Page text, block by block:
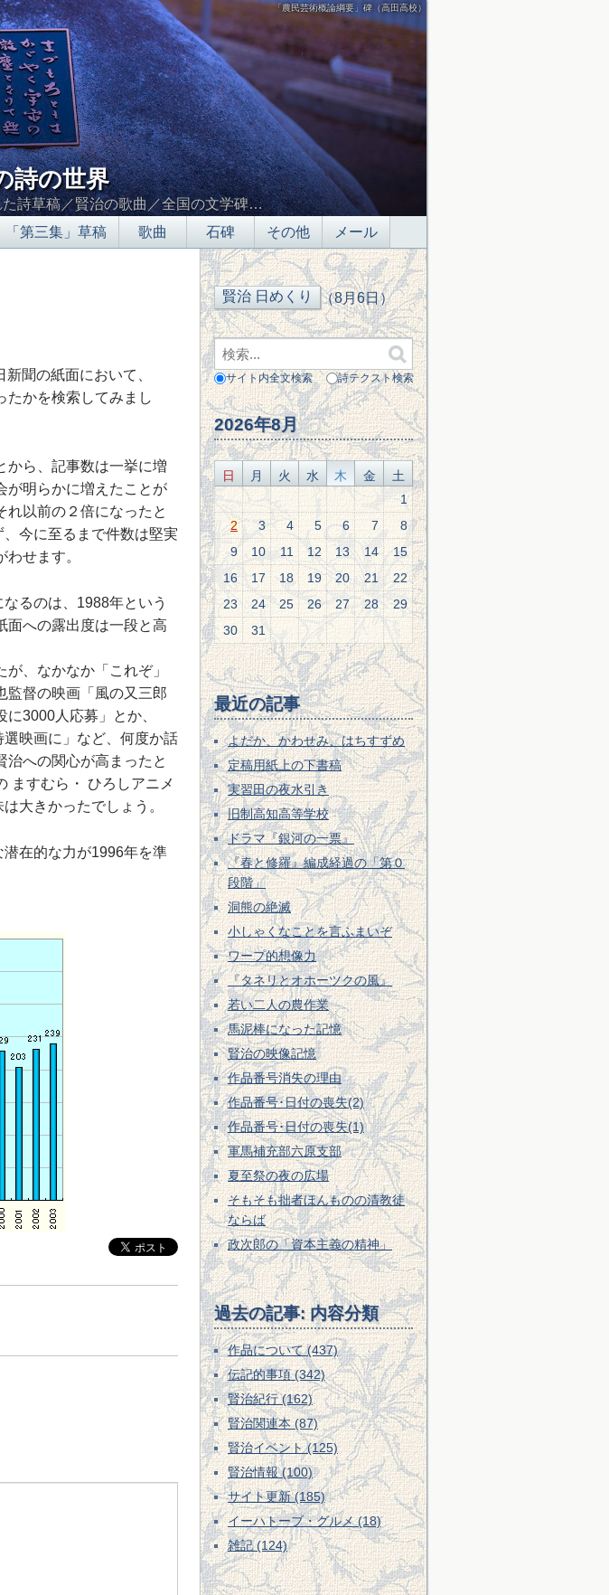
「農民芸術概論綱要」碑（高田高校）
詩の世界
詩草稿／賢治の歌曲／全国の文学碑…
「第三集」草稿 歌曲 石碑 その他 メール
聞の紙面において、
たかを検索してみまし
ら、記事数は一挙に増
が明らかに増えたことが
れ以前の２倍になったと
今に至るまで件数は堅実
せます。
るのは、1988年という
面への露出度は一段と高
、なかなか「これぞ」
監督の映画「風の又三郎
3000人応募」とか、
選映画に」など、何度か話
治への関心が高まったと
ますむら・ ひろしアニメ
大きかったでしょう。
在的な力が1996年を準
（8月6日）
サイト内全文検索 詩テクスト検索
2026年8月
日 月 火 水 木 金
土
1
2
3 4 5 6 7
8
9
10 11 12 13 14
15
16
17 18 19 20 21
22
23
24 25 26 27 28
29
30
31
最近の記事
よだか、かわせみ、はちすずめ
定稿用紙上の下書稿
実習田の夜水引き
旧制高知高等学校
ドラマ『銀河の一票』
『春と修羅』編成経過の「第０
段階」
洞熊の絶滅
小しゃくなことを言ふまいぞ
ワープ的想像力
『タネリとオホーツクの風』
若い二人の農作業
馬泥棒になった記憶
賢治の映像記憶
作品番号消失の理由
作品番号･日付の喪失(2)
作品番号･日付の喪失(1)
軍馬補充部六原支部
夏至祭の夜の広場
そもそも拙者ほんものの清教徒
ならば
政次郎の「資本主義の精神」
過去の記事: 内容分類
作品について (437)
伝記的事項 (342)
賢治紀行 (162)
賢治関連本 (87)
賢治イベント (125)
賢治情報 (100)
サイト更新 (185)
イーハトーブ・グルメ (18)
雑記 (124)